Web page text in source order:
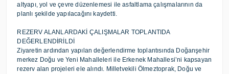
altyapı, yol ve çevre düzenlemesi ile asfaltlama çalışmalarının da
planlı şekilde yapılacağını kaydetti.
REZERV ALANLARDAKİ ÇALIŞMALAR TOPLANTIDA
DEĞERLENDİRİLDİ
Ziyaretin ardından yapılan değerlendirme toplantısında Doğanşehir
merkez Doğu ve Yeni Mahalleleri ile Erkenek Mahallesi’ni kapsayan
rezerv alan projeleri ele alındı. Milletvekili Ölmeztoprak, Doğu ve